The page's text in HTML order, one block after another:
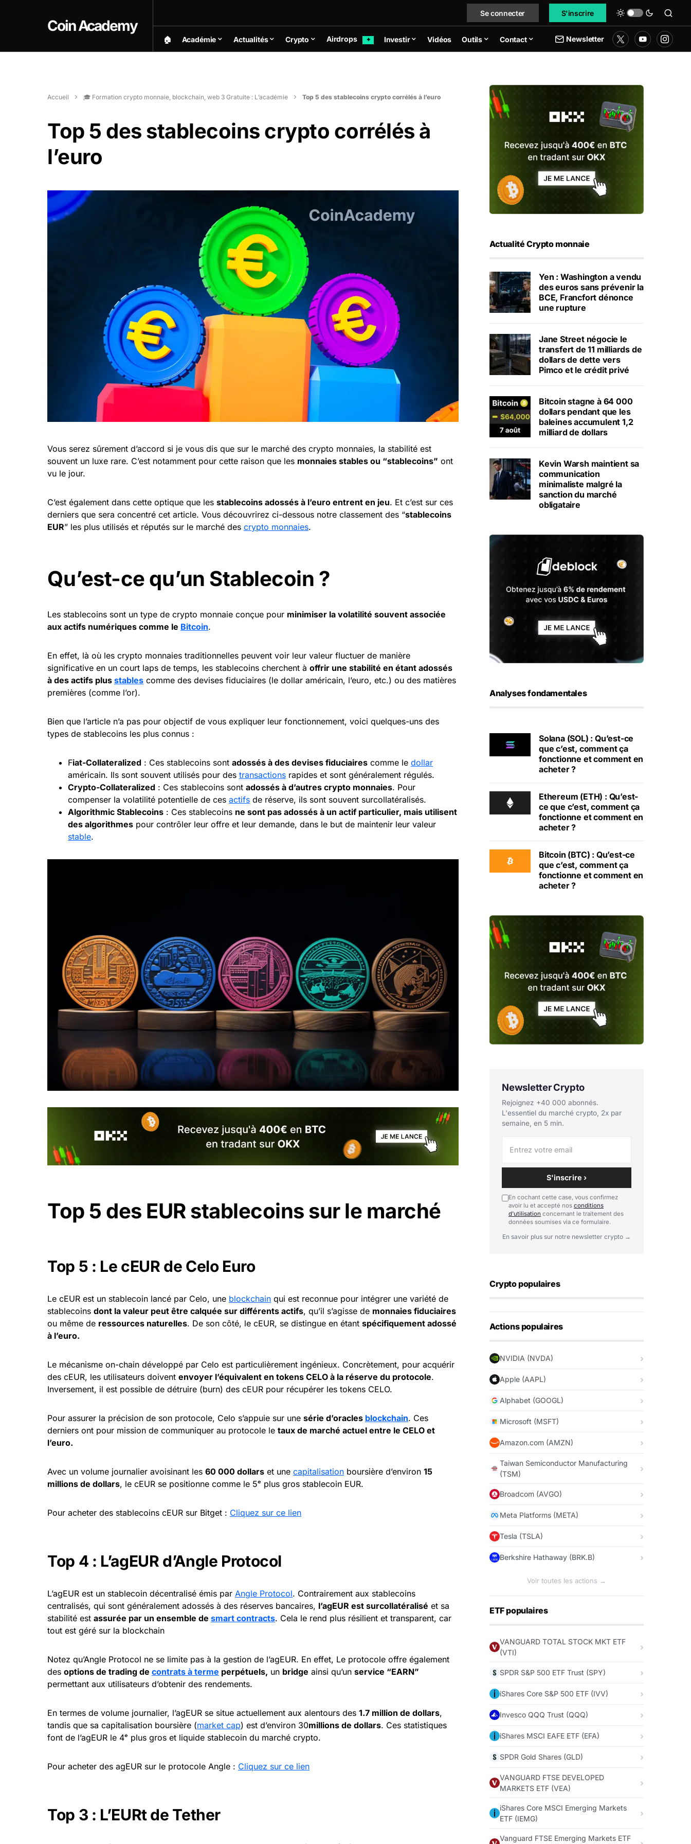
Coin Academy
Se connecter S'inscrire
🏠︎ Académie Actualités Crypto Airdrops ✦ Investir Vidéos Outils Contact Newsletter
Accueil 🎓 Formation crypto monnaie, blockchain, web 3 Gratuite : L’académie Top 5 des stablecoins crypto corrélés à l’euro
Top 5 des stablecoins crypto corrélés à
l’euro
Vous serez sûrement d’accord si je vous dis que sur le marché des crypto monnaies, la stabilité est
souvent un luxe rare. C’est notamment pour cette raison que les monnaies stables ou “stablecoins” ont
vu le jour.
C’est également dans cette optique que les stablecoins adossés à l’euro entrent en jeu. Et c’est sur ces
derniers que sera concentré cet article. Vous découvrirez ci-dessous notre classement des “stablecoins
EUR” les plus utilisés et réputés sur le marché des crypto monnaies.
Qu’est-ce qu’un Stablecoin ?
Les stablecoins sont un type de crypto monnaie conçue pour minimiser la volatilité souvent associée
aux actifs numériques comme le Bitcoin.
En effet, là où les crypto monnaies traditionnelles peuvent voir leur valeur fluctuer de manière
significative en un court laps de temps, les stablecoins cherchent à offrir une stabilité en étant adossés
à des actifs plus stables comme des devises fiduciaires (le dollar américain, l’euro, etc.) ou des matières
premières (comme l’or).
Bien que l’article n’a pas pour objectif de vous expliquer leur fonctionnement, voici quelques-uns des
types de stablecoins les plus connus :
Fiat-Collateralized : Ces stablecoins sont adossés à des devises fiduciaires comme le dollar
américain. Ils sont souvent utilisés pour des transactions rapides et sont généralement régulés.
Crypto-Collateralized : Ces stablecoins sont adossés à d’autres crypto monnaies. Pour
compenser la volatilité potentielle de ces actifs de réserve, ils sont souvent surcollatéralisés.
Algorithmic Stablecoins : Ces stablecoins ne sont pas adossés à un actif particulier, mais utilisent
des algorithmes pour contrôler leur offre et leur demande, dans le but de maintenir leur valeur
stable.
Top 5 des EUR stablecoins sur le marché
Top 5 : Le cEUR de Celo Euro
Le cEUR est un stablecoin lancé par Celo, une blockchain qui est reconnue pour intégrer une variété de
stablecoins dont la valeur peut être calquée sur différents actifs, qu’il s’agisse de monnaies fiduciaires
ou même de ressources naturelles. De son côté, le cEUR, se distingue en étant spécifiquement adossé
à l’euro.
Le mécanisme on-chain développé par Celo est particulièrement ingénieux. Concrètement, pour acquérir
des cEUR, les utilisateurs doivent envoyer l’équivalent en tokens CELO à la réserve du protocole.
Inversement, il est possible de détruire (burn) des cEUR pour récupérer les tokens CELO.
Pour assurer la précision de son protocole, Celo s’appuie sur une série d’oracles blockchain. Ces
derniers ont pour mission de communiquer au protocole le taux de marché actuel entre le CELO et
l’euro.
Avec un volume journalier avoisinant les 60 000 dollars et une capitalisation boursière d’environ 15
millions de dollars, le cEUR se positionne comme le 5ᵉ plus gros stablecoin EUR.
Pour acheter des stablecoins cEUR sur Bitget : Cliquez sur ce lien
Top 4 : L’agEUR d’Angle Protocol
L’agEUR est un stablecoin décentralisé émis par Angle Protocol. Contrairement aux stablecoins
centralisés, qui sont généralement adossés à des réserves bancaires, l’agEUR est surcollatéralisé et sa
stabilité est assurée par un ensemble de smart contracts. Cela le rend plus résilient et transparent, car
tout est géré sur la blockchain
Notez qu’Angle Protocol ne se limite pas à la gestion de l’agEUR. En effet, Le protocole offre également
des options de trading de contrats à terme perpétuels, un bridge ainsi qu’un service “EARN”
permettant aux utilisateurs d’obtenir des rendements.
En termes de volume journalier, l’agEUR se situe actuellement aux alentours des 1.7 million de dollars,
tandis que sa capitalisation boursière (market cap) est d’environ 30millions de dollars. Ces statistiques
font de l’agEUR le 4ᵉ plus gros et liquide stablecoin du marché crypto.
Pour acheter des agEUR sur le protocole Angle : Cliquez sur ce lien
Top 3 : L’EURt de Tether
Actualité Crypto monnaie
Yen : Washington a vendu
des euros sans prévenir la
BCE, Francfort dénonce
une rupture
Jane Street négocie le
transfert de 11 milliards de
dollars de dette vers
Pimco et le crédit privé
Bitcoin stagne à 64 000
dollars pendant que les
baleines accumulent 1,2
milliard de dollars
Kevin Warsh maintient sa
communication
minimaliste malgré la
sanction du marché
obligataire
Analyses fondamentales
Solana (SOL) : Qu’est-ce
que c’est, comment ça
fonctionne et comment en
acheter ?
Ethereum (ETH) : Qu’est-
ce que c’est, comment ça
fonctionne et comment en
acheter ?
Bitcoin (BTC) : Qu’est-ce
que c’est, comment ça
fonctionne et comment en
acheter ?
Newsletter Crypto
Rejoignez +40 000 abonnés.
L'essentiel du marché crypto, 2x par
semaine, en 5 min.
S'inscrire ›
En cochant cette case, vous confirmez
avoir lu et accepté nos conditions
d'utilisation concernant le traitement des
données soumises via ce formulaire.
En savoir plus sur notre newsletter crypto →
Crypto populaires
Actions populaires
NVIDIA (NVDA)
Apple (AAPL)
Alphabet (GOOGL)
Microsoft (MSFT)
Amazon.com (AMZN)
Taiwan Semiconductor Manufacturing
(TSM)
Broadcom (AVGO)
Meta Platforms (META)
Tesla (TSLA)
Berkshire Hathaway (BRK.B)
Voir toutes les actions →
ETF populaires
VANGUARD TOTAL STOCK MKT ETF
(VTI)
SPDR S&P 500 ETF Trust (SPY)
iShares Core S&P 500 ETF (IVV)
Invesco QQQ Trust (QQQ)
iShares MSCI EAFE ETF (EFA)
SPDR Gold Shares (GLD)
VANGUARD FTSE DEVELOPED
MARKETS ETF (VEA)
iShares Core MSCI Emerging Markets
ETF (IEMG)
Vanguard FTSE Emerging Markets ETF